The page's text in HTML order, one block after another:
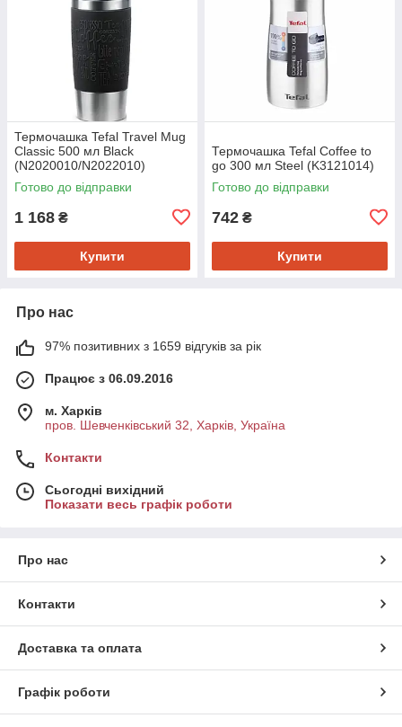
Термочашка Tefal Travel Mug
Classic 500 мл Black
(N2020010/N2022010)
Готово до відправки
1 168 ₴
Купити
Термочашка Tefal Coffee to
go 300 мл Steel (K3121014)
Готово до відправки
742 ₴
Купити
Про нас
97% позитивних з 1659 відгуків за рік
Працює з 06.09.2016
м. Харків
пров. Шевченківський 32, Харків, Україна
Контакти
Сьогодні вихідний
Показати весь графік роботи
Про нас
Контакти
Доставка та оплата
Графік роботи